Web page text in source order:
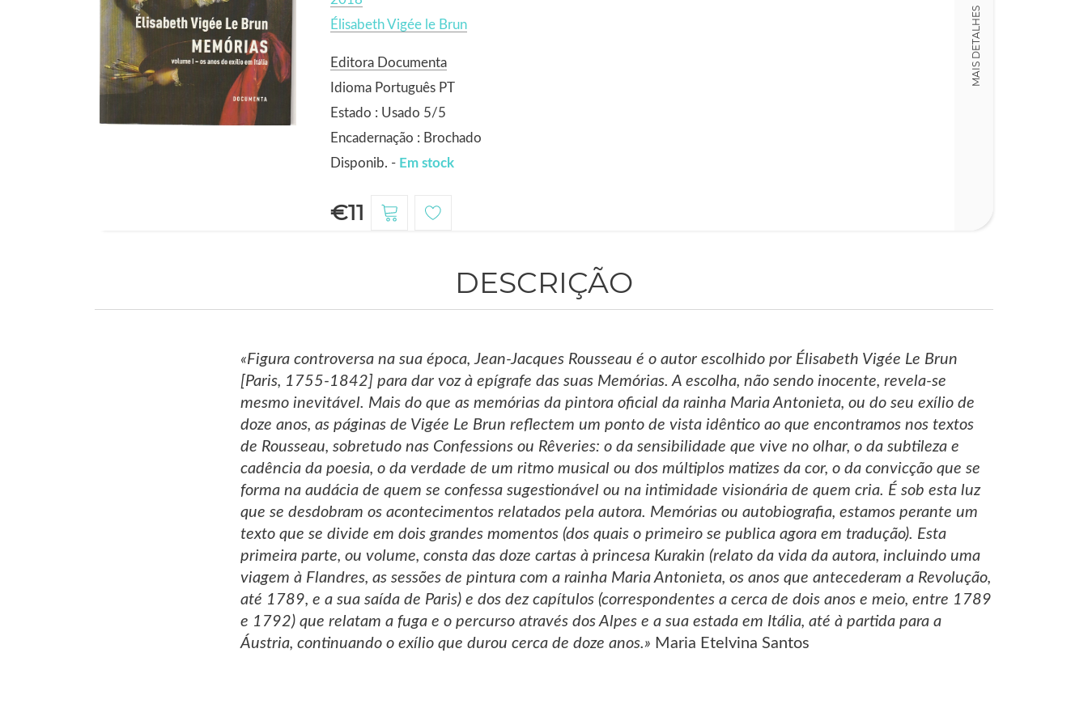
Élisabeth Vigée le Brun
Editora Documenta
Idioma Português PT
Estado : Usado 5/5
Encadernação : Brochado
Disponib. - Em stock
€11
MAIS DETALHES
DESCRIÇÃO
«Figura controversa na sua época, Jean-Jacques Rousseau é o autor escolhido por Élisabeth Vigée Le Brun
[Paris, 1755-1842] para dar voz à epígrafe das suas Memórias. A escolha, não sendo inocente, revela-se
mesmo inevitável. Mais do que as memórias da pintora oficial da rainha Maria Antonieta, ou do seu exílio de
doze anos, as páginas de Vigée Le Brun reflectem um ponto de vista idêntico ao que encontramos nos textos
de Rousseau, sobretudo nas Confessions ou Rêveries: o da sensibilidade que vive no olhar, o da subtileza e
cadência da poesia, o da verdade de um ritmo musical ou dos múltiplos matizes da cor, o da convicção que se
forma na audácia de quem se confessa sugestionável ou na intimidade visionária de quem cria. É sob esta luz
que se desdobram os acontecimentos relatados pela autora. Memórias ou autobiografia, estamos perante um
texto que se divide em dois grandes momentos (dos quais o primeiro se publica agora em tradução). Esta
primeira parte, ou volume, consta das doze cartas à princesa Kurakin (relato da vida da autora, incluindo uma
viagem à Flandres, as sessões de pintura com a rainha Maria Antonieta, os anos que antecederam a Revolução,
até 1789, e a sua saída de Paris) e dos dez capítulos (correspondentes a cerca de dois anos e meio, entre 1789
e 1792) que relatam a fuga e o percurso através dos Alpes e a sua estada em Itália, até à partida para a
Áustria, continuando o exílio que durou cerca de doze anos.» Maria Etelvina Santos